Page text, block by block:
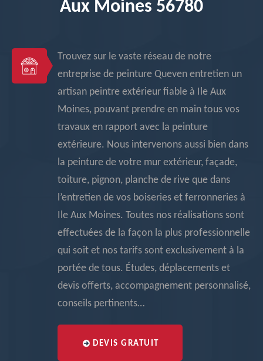
Aux Moines 56780
Trouvez sur le vaste réseau de notre
entreprise de peinture Queven entretien un
artisan peintre extérieur fiable à Ile Aux
Moines, pouvant prendre en main tous vos
travaux en rapport avec la peinture
extérieure. Nous intervenons aussi bien dans
la peinture de votre mur extérieur, façade,
toiture, pignon, planche de rive que dans
l’entretien de vos boiseries et ferronneries à
Ile Aux Moines. Toutes nos réalisations sont
effectuées de la façon la plus professionnelle
qui soit et nos tarifs sont exclusivement à la
portée de tous. Études, déplacements et
devis offerts, accompagnement personnalisé,
conseils pertinents…
DEVIS GRATUIT